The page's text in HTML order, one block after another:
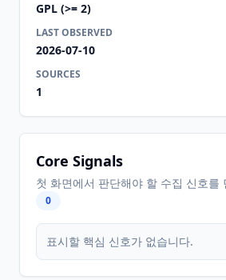
GPL (>= 2)
LAST OBSERVED
2026-07-10
SOURCES
1
Core Signals
첫 화면에서 판단해야 할 수집 신호를
0
표시할 핵심 신호가 없습니다.